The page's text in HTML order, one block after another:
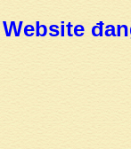
Website